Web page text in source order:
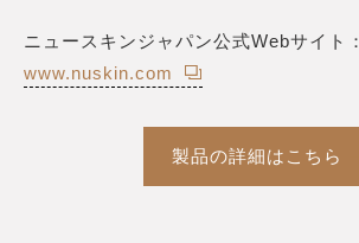
ニュースキンジャパン公式Webサイト：
www.nuskin.com
製品の詳細はこちら